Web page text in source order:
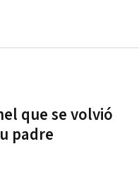
que se volvió
padre